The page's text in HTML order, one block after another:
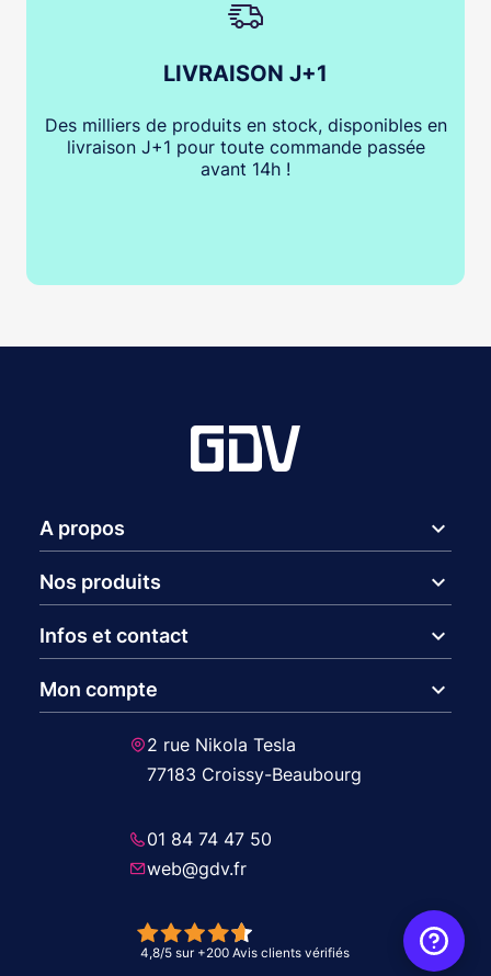
LIVRAISON J+1
Des milliers de produits en stock, disponibles en
livraison J+1 pour toute commande passée
avant 14h !
A propos expand_more
Nos produits expand_more
Infos et contact expand_more
Mon compte expand_more
2 rue Nikola Tesla
77183 Croissy-Beaubourg
01 84 74 47 50
web@gdv.fr